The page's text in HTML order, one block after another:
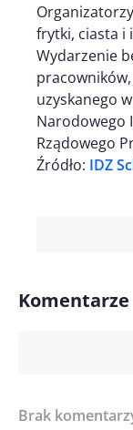
frytki, ciasta i
Wydarzenie
uzyskanego
Narodowego
Rządowego
Źródło: IDZ
Komentarze
Brak